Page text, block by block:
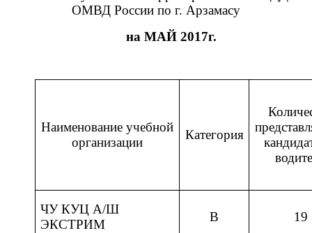
ОМВД России по г. Арзамасу
на МАЙ 2017г.
Наименование учебной
организации
Категория
ЧУ КУЦ А/Ш
ЭКСТРИМ
В 19